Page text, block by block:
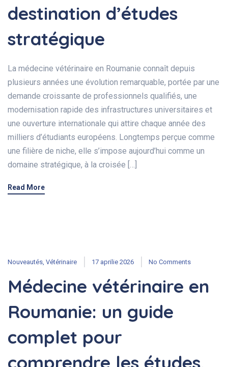
destination d’études
stratégique
La médecine vétérinaire en Roumanie connaît depuis
plusieurs années une évolution remarquable, portée par une
demande croissante de professionnels qualifiés, une
modernisation rapide des infrastructures universitaires et
une ouverture internationale qui attire chaque année des
milliers d’étudiants européens. Longtemps perçue comme
une filière de niche, elle s’impose aujourd’hui comme un
domaine stratégique, à la croisée […]
Read More
Nouveautés, Vétérinaire 17 aprilie 2026 No Comments
Médecine vétérinaire en
Roumanie: un guide
complet pour
comprendre les études,